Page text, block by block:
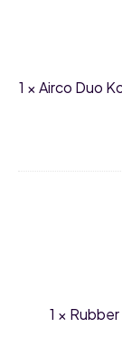
1 ×Airco Duo
1 ×